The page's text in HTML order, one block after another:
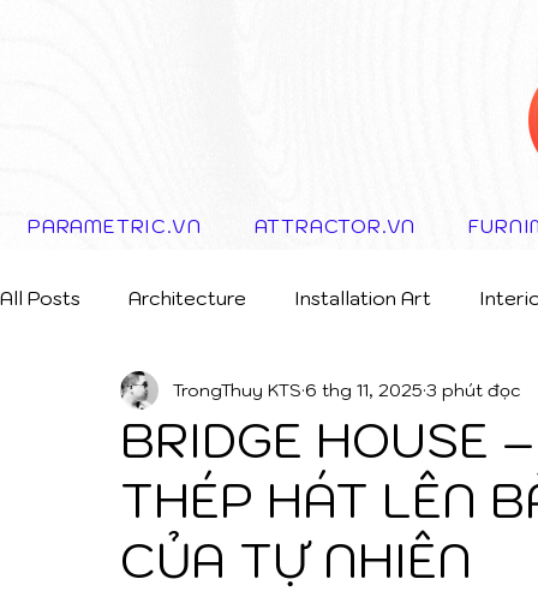
PARAMETRIC.VN ATTRACTOR.VN
All Posts Architecture Installation Art
Storytelling Concept
BRIDGE HOUSE
THÉP HÁT LÊN
CỦA TỰ NHIÊN
TrongThuy KTS 6 thg 11, 2025 3 phút đọc